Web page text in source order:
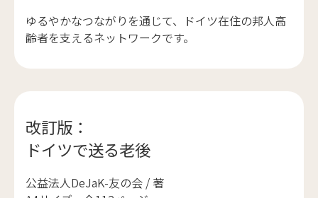
ゆるやかなつながりを通じて、ドイツ在住の邦人高
齢者を支えるネットワークです。
改訂版：
ドイツで送る老後
公益法人DeJaK-友の会 / 著